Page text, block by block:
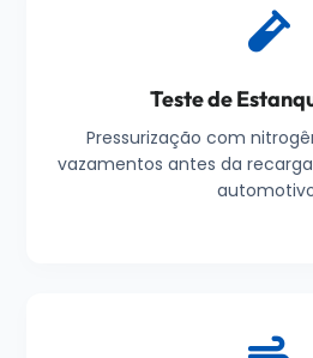
Teste de
Pressurização com
vazamentos antes da